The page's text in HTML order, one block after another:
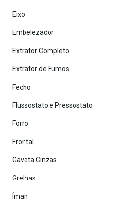
Eixo
Embelezador
Extrator Completo
Extrator de Fumos
Fecho
Flussostato e Pressostato
Forro
Frontal
Gaveta Cinzas
Grelhas
Íman